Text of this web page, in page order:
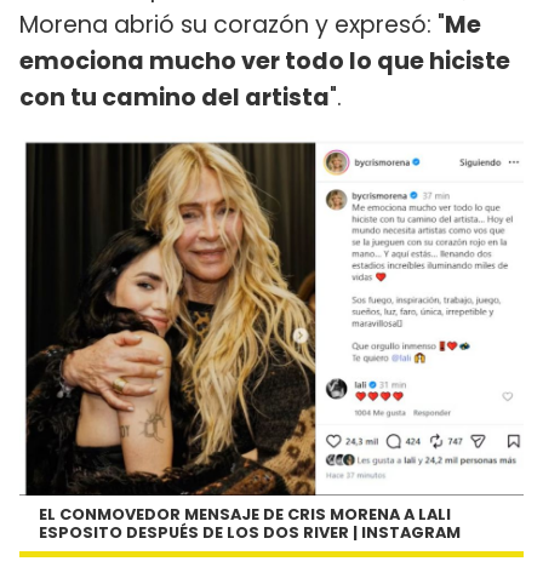
Morena abrió su corazón y expresó: "Me
emociona mucho ver todo lo que hiciste
con tu camino del artista".
EL CONMOVEDOR MENSAJE DE CRIS MORENA A LALI
ESPOSITO DESPUÉS DE LOS DOS RIVER | INSTAGRAM